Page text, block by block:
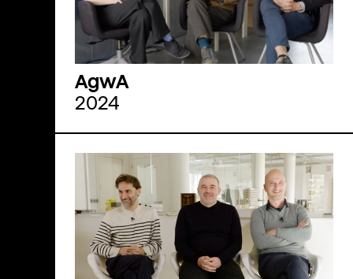
AgwA
2024